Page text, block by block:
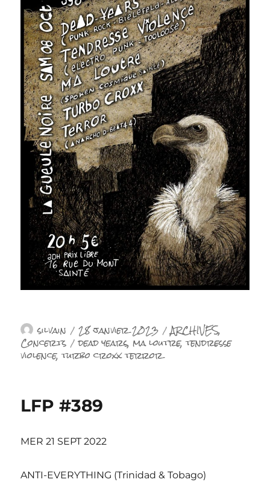
Auteur
silvain Publié
le
28 janvier 2023 Catégories
ARCHIVES,
Concerts Étiquettes
dead years,ma loutre,tendresse
violence,turbo croxx terror
LFP #389
MER 21 SEPT 2022
ANTI-EVERYTHING (Trinidad & Tobago)